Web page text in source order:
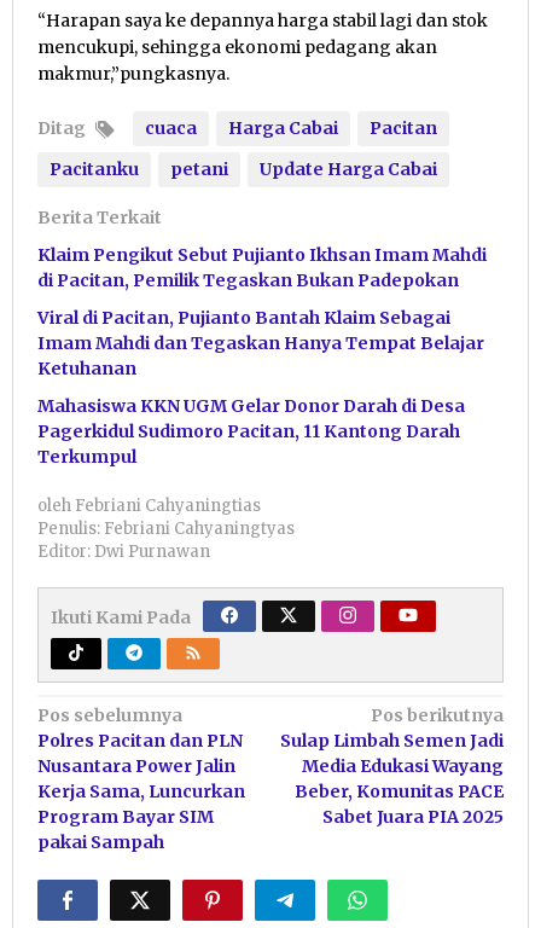
“Harapan saya ke depannya harga stabil lagi dan stok
mencukupi, sehingga ekonomi pedagang akan
makmur,”pungkasnya.
Ditag cuaca Harga Cabai
Pacitan
Pacitanku
petani Update Harga Cabai
Berita Terkait
Klaim Pengikut Sebut Pujianto Ikhsan Imam Mahdi
di Pacitan, Pemilik Tegaskan Bukan Padepokan
Viral di Pacitan, Pujianto Bantah Klaim Sebagai
Imam Mahdi dan Tegaskan Hanya Tempat Belajar
Ketuhanan
Mahasiswa KKN UGM Gelar Donor Darah di Desa
Pagerkidul Sudimoro Pacitan, 11 Kantong Darah
Terkumpul
oleh Febriani Cahyaningtias
Penulis: Febriani Cahyaningtyas
Editor: Dwi Purnawan
Ikuti Kami Pada
Navigasi
pos
Pos sebelumnya
Polres Pacitan dan PLN
Nusantara Power Jalin
Kerja Sama, Luncurkan
Program Bayar SIM
pakai Sampah
Pos berikutnya
Sulap Limbah Semen Jadi
Media Edukasi Wayang
Beber, Komunitas PACE
Sabet Juara PIA 2025